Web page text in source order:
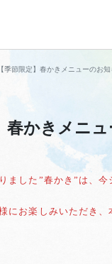
【季節限定】春かきメニューのお
春かきメニ
ました”春かき”は、今
にお楽しみいただき、